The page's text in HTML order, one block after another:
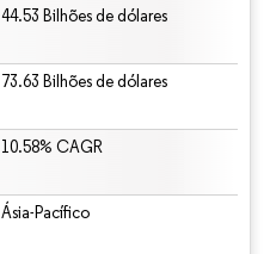
44.53 Bilhões de dólares
73.63 Bilhões de dólares
10.58% CAGR
Ásia-Pacífico